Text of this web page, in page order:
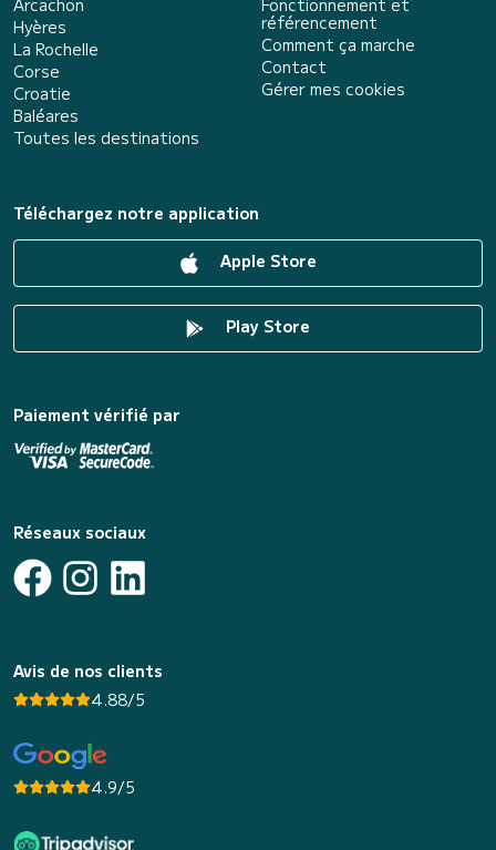
Hyères
La Rochelle
Corse
Croatie
Baléares
Toutes les destinations
référencement
Comment ça marche
Contact
Gérer mes cookies
Téléchargez notre application
Apple Store
Play Store
Paiement vérifié par
Réseaux sociaux
Avis de nos clients
4.88/5
4.9/5